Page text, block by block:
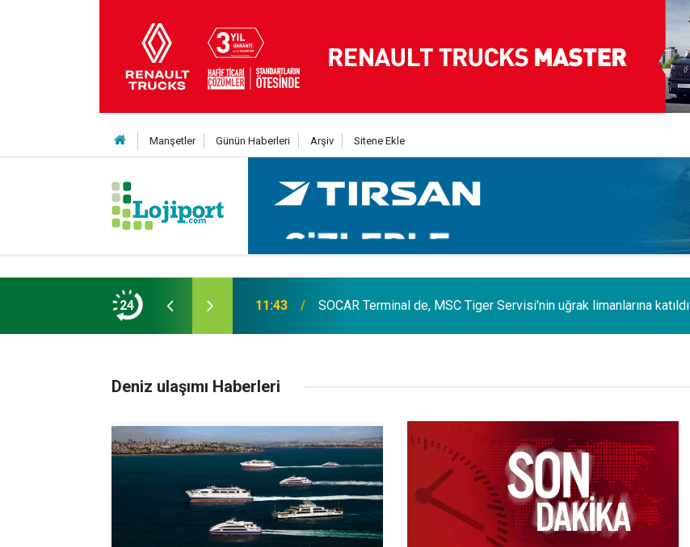
Manşetler Günün Haberleri Arşiv Sitene Ekle
24
aya varan taksit imkanı 11:43 SOCAR Terminal de, MSC Tiger Servisi'nin uğrak limanlarına katıldı
Deniz ulaşımı Haberleri